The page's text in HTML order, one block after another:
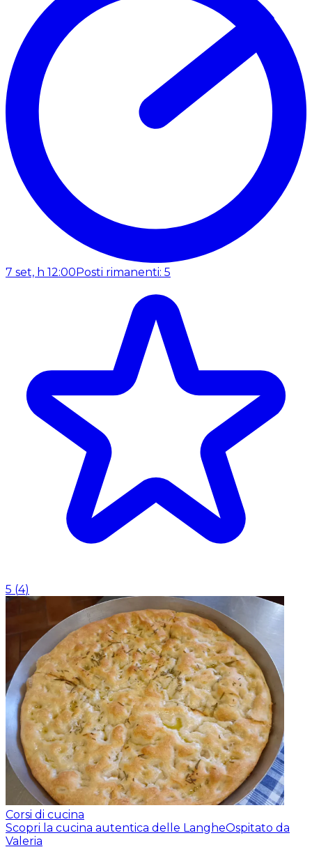
7 set, h 12:00Posti rimanenti: 5
5 (4)
Corsi di cucina
Scopri la cucina autentica delle LangheOspitato da
Valeria